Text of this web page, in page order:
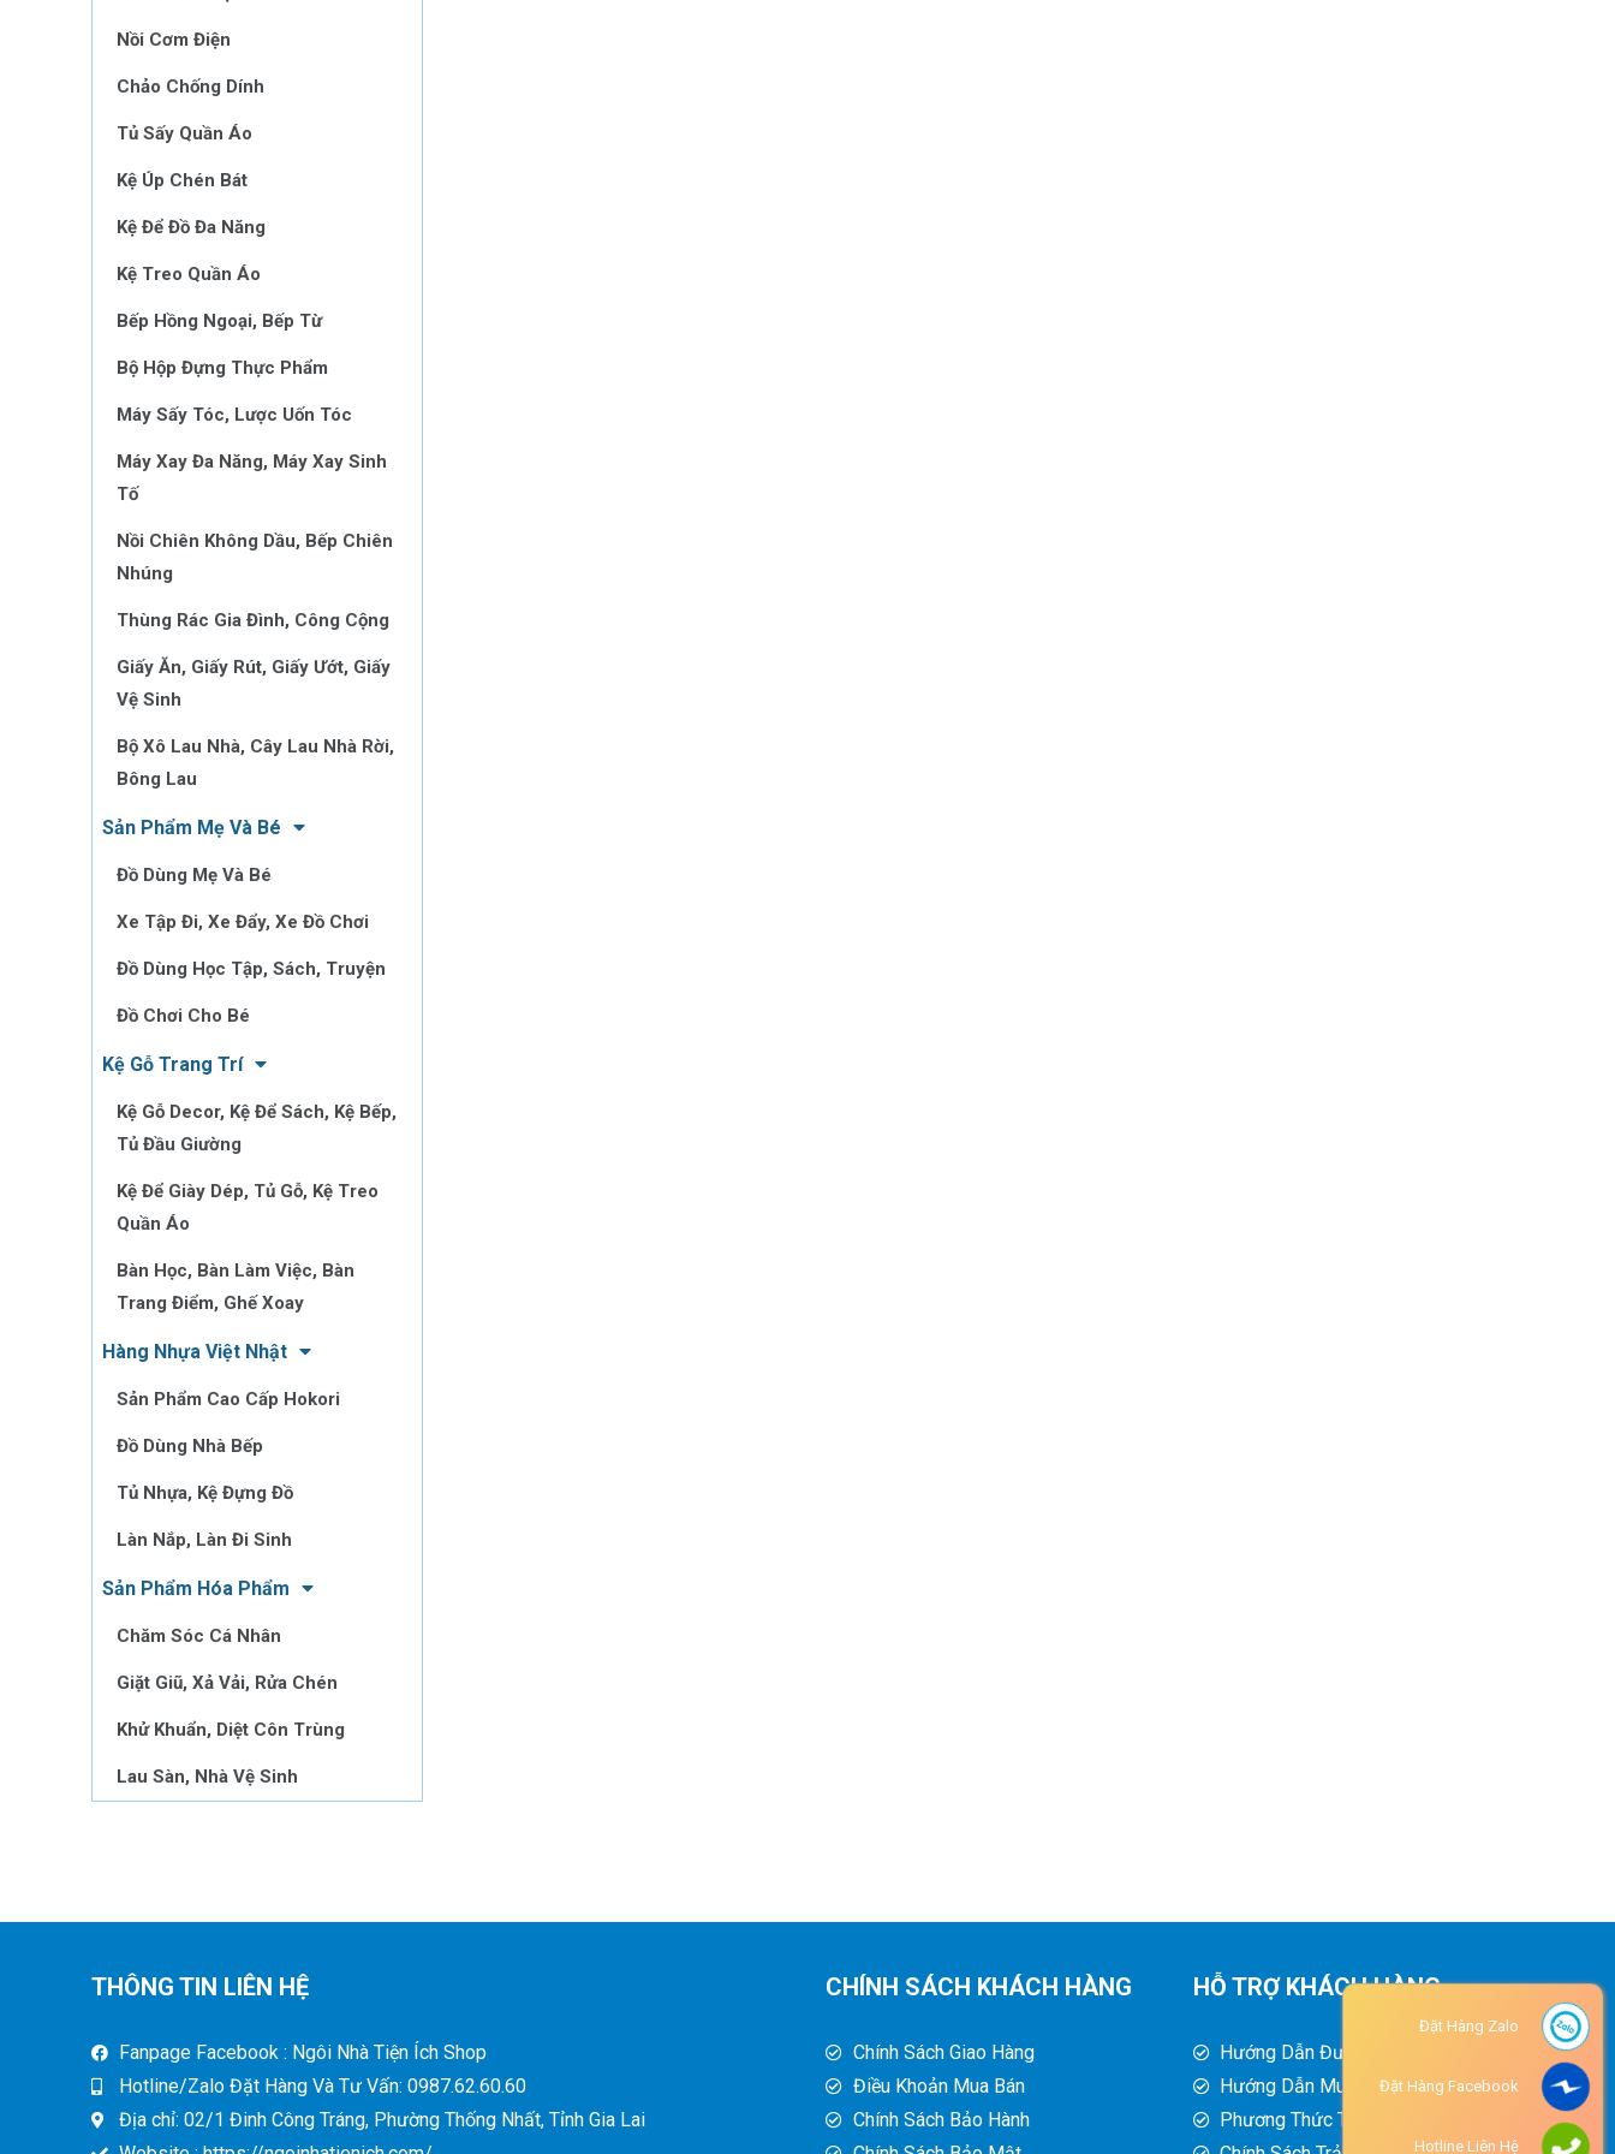
Nồi Cơm Điện
Chảo Chống Dính
Tủ Sấy Quần Áo
Kệ Úp Chén Bát
Kệ Để Đồ Đa Năng
Kệ Treo Quần Áo
Bếp Hồng Ngoại, Bếp Từ
Bộ Hộp Đựng Thực Phẩm
Máy Sấy Tóc, Lược Uốn Tóc
Máy Xay Đa Năng, Máy Xay Sinh
Tố
Nồi Chiên Không Dầu, Bếp Chiên
Nhúng
Thùng Rác Gia Đình, Công Cộng
Giấy Ăn, Giấy Rút, Giấy Ướt, Giấy
Vệ Sinh
Bộ Xô Lau Nhà, Cây Lau Nhà Rời,
Bông Lau
Sản Phẩm Mẹ Và Bé
Đồ Dùng Mẹ Và Bé
Xe Tập Đi, Xe Đẩy, Xe Đồ Chơi
Đồ Dùng Học Tập, Sách, Truyện
Đồ Chơi Cho Bé
Kệ Gỗ Trang Trí
Kệ Gỗ Decor, Kệ Để Sách, Kệ Bếp,
Tủ Đầu Giường
Kệ Để Giày Dép, Tủ Gỗ, Kệ Treo
Quần Áo
Bàn Học, Bàn Làm Việc, Bàn
Trang Điểm, Ghế Xoay
Hàng Nhựa Việt Nhật
Sản Phẩm Cao Cấp Hokori
Đồ Dùng Nhà Bếp
Tủ Nhựa, Kệ Đựng Đồ
Làn Nắp, Làn Đi Sinh
Sản Phẩm Hóa Phẩm
Chăm Sóc Cá Nhân
Giặt Giũ, Xả Vải, Rửa Chén
Khử Khuẩn, Diệt Côn Trùng
Lau Sàn, Nhà Vệ Sinh
THÔNG TIN LIÊN HỆ
Fanpage Facebook : Ngôi Nhà Tiện Ích Shop
Hotline/Zalo Đặt Hàng Và Tư Vấn: 0987.62.60.60
Địa chỉ: 02/1 Đinh Công Tráng, Phường Thống Nhất, Tỉnh Gia Lai
CHÍNH SÁCH KHÁCH HÀNG
Chính Sách Giao Hàng
Điều Khoản Mua Bán
Chính Sách Bảo Hành
HỖ TRỢ KHÁCH HÀNG
Hướng Dẫn Đường Đi
Hướng Dẫn Mua Hàng
Phương Thức Thanh Toán
Đặt Hàng Zalo
Đặt Hàng Facebook
Hotline Liên Hệ